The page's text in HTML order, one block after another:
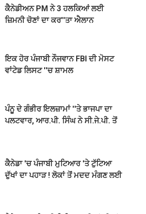
ਕੈਨੇਡੀਅਨ PM ਨੇ 3 ਹਲਕਿਆਂ ਲਈ
ਜ਼ਿਮਨੀ ਚੋਣਾਂ ਦਾ ਕਰ''ਤਾ ਐਲਾਨ
ਇਕ ਹੋਰ ਪੰਜਾਬੀ ਨੌਜਵਾਨ FBI ਦੀ ਮੋਸਟ
ਵਾਂਟੇਡ ਲਿਸਟ ''ਚ ਸ਼ਾਮਲ
ਪੰਨੂ ਦੇ ਗੰਭੀਰ ਇਲਜ਼ਾਮਾਂ ''ਤੇ ਭਾਜਪਾ ਦਾ
ਪਲਟਵਾਰ, ਆਰ.ਪੀ. ਸਿੰਘ ਨੇ ਸੀ.ਜੇ.ਪੀ. ਤੋਂ
ਕੈਨੇਡਾ 'ਚ ਪੰਜਾਬੀ ਮੁਟਿਆਰ 'ਤੇ ਟੁੱਟਿਆ
ਦੁੱਖਾਂ ਦਾ ਪਹਾੜ ! ਲੋਕਾਂ ਤੋਂ ਮਦਦ ਮੰਗਣ ਲਈ